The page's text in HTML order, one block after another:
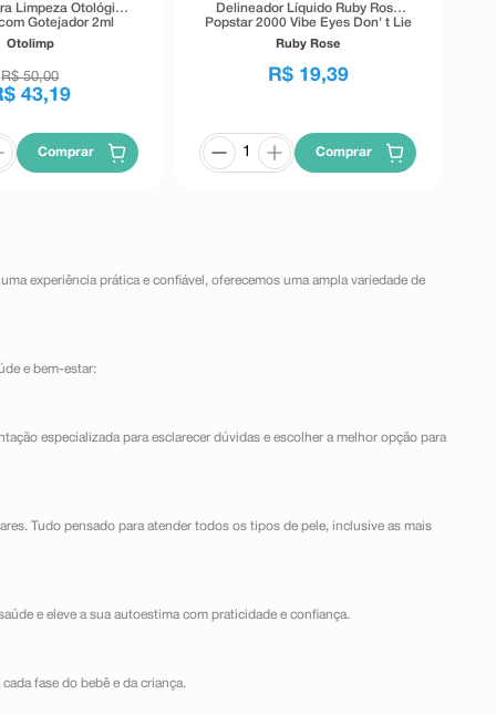
Limpeza Otológica
Gotejador 2ml
Otolimp
R$ 50,00
43,19
Comprar
Delineador Líquido Ruby Rose
Popstar 2000 Vibe Eyes Don' t Lie
Preto 5,5g
Ruby Rose
R$ 19,39
Comprar
experiência prática e confiável, oferecemos uma ampla variedade de
e bem-estar:
especializada para esclarecer dúvidas e escolher a melhor opção para
Tudo pensado para atender todos os tipos de pele, inclusive as mais
e eleve a sua autoestima com praticidade e confiança.
fase do bebê e da criança.